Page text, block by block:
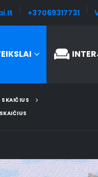
+37069317731
SKAIČIUS